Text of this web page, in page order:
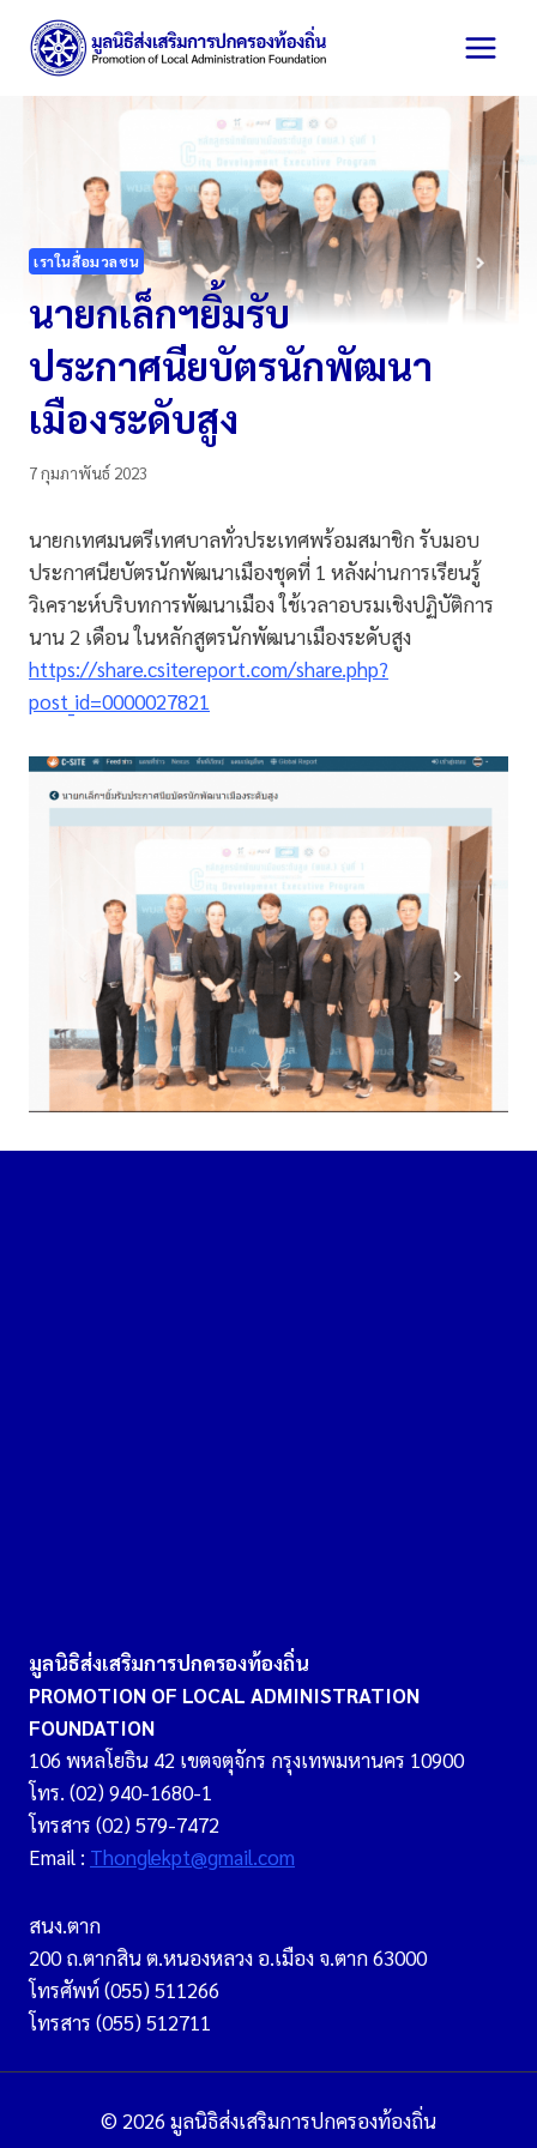
content
เราในสื่อมวลชน
นายกเล็กฯยิ้มรับ
ประกาศนียบัตรนักพัฒนา
เมืองระดับสูง
7 กุมภาพันธ์ 2023
นายกเทศมนตรีเทศบาลทั่วประเทศพร้อมสมาชิก รับมอบ
ประกาศนียบัตรนักพัฒนาเมืองชุดที่ 1 หลังผ่านการเรียนรู้
วิเคราะห์บริบทการพัฒนาเมือง ใช้เวลาอบรมเชิงปฏิบัติการ
นาน 2 เดือน ในหลักสูตรนักพัฒนาเมืองระดับสูง
https://share.csitereport.com/share.php?
post_id=0000027821
มูลนิธิส่งเสริมการปกครองท้องถิ่น
PROMOTION OF LOCAL ADMINISTRATION
FOUNDATION
106 พหลโยธิน 42 เขตจตุจักร กรุงเทพมหานคร 10900
โทร. (02) 940-1680-1
โทรสาร (02) 579-7472
Email : Thonglekpt@gmail.com
สนง.ตาก
200 ถ.ตากสิน ต.หนองหลวง อ.เมือง จ.ตาก 63000
โทรศัพท์ (055) 511266
โทรสาร (055) 512711
© 2026 มูลนิธิส่งเสริมการปกครองท้องถิ่น